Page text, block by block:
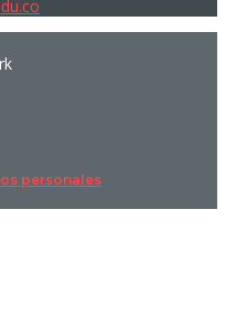
personales